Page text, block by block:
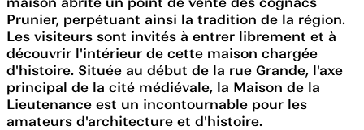
Prunier, perpétuant ainsi la tradition de la région.
Les visiteurs sont invités à entrer librement et à
découvrir l'intérieur de cette maison chargée
d'histoire. Située au début de la rue Grande, l'axe
principal de la cité médiévale, la Maison de la
Lieutenance est un incontournable pour les
amateurs d'architecture et d'histoire.